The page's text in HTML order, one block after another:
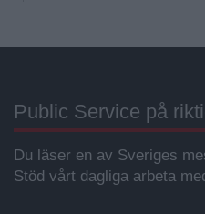
Public Service på
Du läser en av Sveriges
Stöd vårt dagliga arbeta